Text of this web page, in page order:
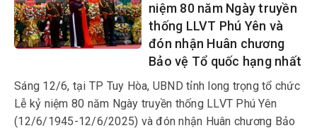
Chiến sĩ Gạc Ma, nơi có cụm
tượng đài “Vòng tròn bất tử -
Những người nằm lại phía
chân trời” (xã Cam Hải Đông,
huyện Cam Lâm, tỉnh Khánh
Hòa).
niệm 80 năm Ngày truyền
thống LLVT Phú Yên và
đón nhận Huân chương
Bảo vệ Tổ quốc hạng nhất
Sáng 12/6, tại TP Tuy Hòa, UBND tỉnh long trọng tổ chức
Lễ kỷ niệm 80 năm Ngày truyền thống LLVT Phú Yên
(12/6/1945-12/6/2025) và đón nhận Huân chương Bảo